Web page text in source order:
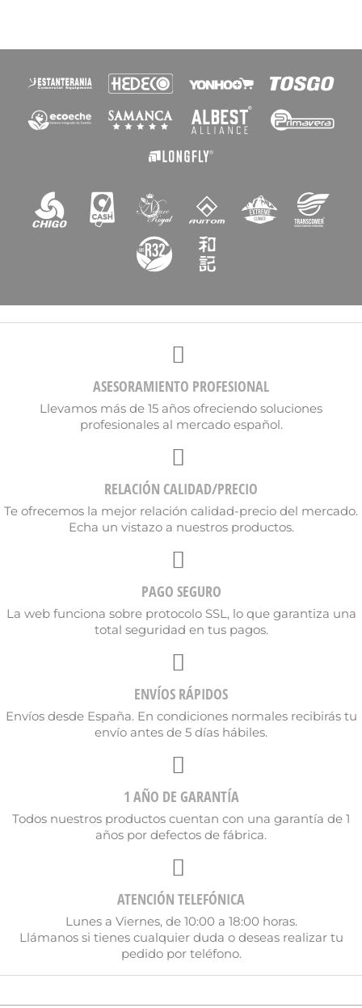
ASESORAMIENTO PROFESIONAL
Llevamos más de 15 años ofreciendo soluciones
profesionales al mercado español.
RELACIÓN CALIDAD/PRECIO
Te ofrecemos la mejor relación calidad-precio del mercado.
Echa un vistazo a nuestros productos.
PAGO SEGURO
La web funciona sobre protocolo SSL, lo que garantiza una
total seguridad en tus pagos.
ENVÍOS RÁPIDOS
Envíos desde España. En condiciones normales recibirás tu
envío antes de 5 días hábiles.
1 AÑO DE GARANTÍA
Todos nuestros productos cuentan con una garantía de 1
años por defectos de fábrica.
ATENCIÓN TELEFÓNICA
Lunes a Viernes, de 10:00 a 18:00 horas.
Llámanos si tienes cualquier duda o deseas realizar tu
pedido por teléfono.
Crear lista de deseos ×
Nombre de la lista de deseos
Cancelar Crear lista de deseos